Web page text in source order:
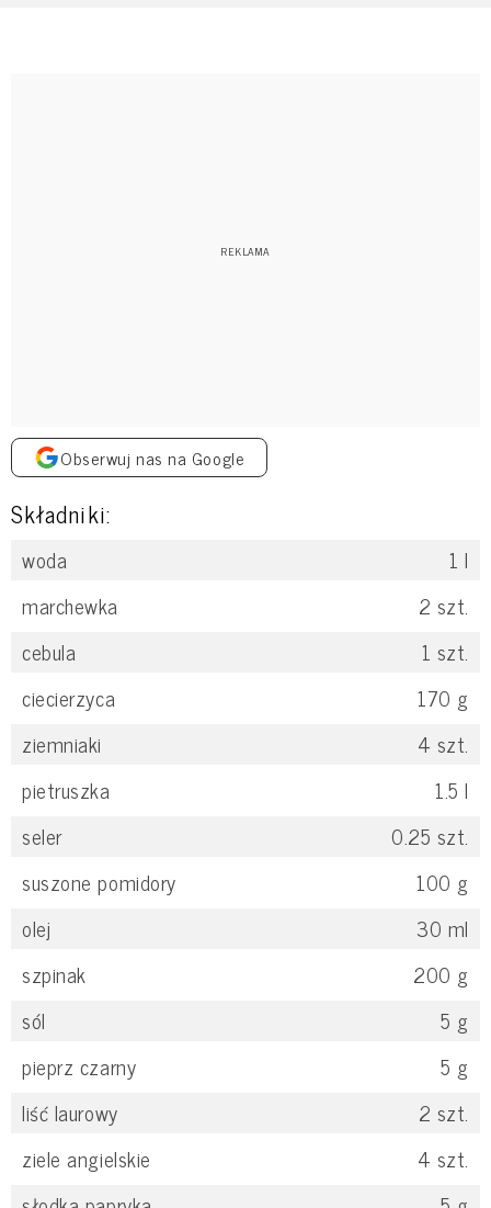
Obserwuj nas na Google
Składniki:
woda 1 l
marchewka
2 szt.
cebula
1 szt.
ciecierzyca
170 g
ziemniaki
4 szt.
pietruszka
1.5 l
seler
0.25 szt.
suszone pomidory
100 g
olej
30 ml
szpinak
200 g
sól
5 g
pieprz czarny
5 g
liść laurowy
2 szt.
ziele angielskie
4 szt.